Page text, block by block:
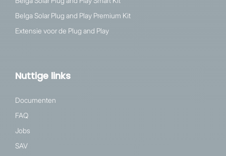
Belga Solar Plug and Play Premium Kit
Extensie voor de Plug and Play
Nuttige links
Documenten
FAQ
Jobs
SAV